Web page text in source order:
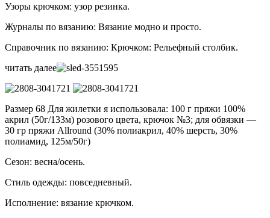
Узоры крючком: узор резинка.
Журналы по вязанию: Вязание модно и просто.
Справочник по вязанию: Крючком: Рельефный столбик.
читать далее
Размер 68 Для жилетки я использовала: 100 г пряжи 100%
акрил (50г/133м) розового цвета, крючок №3; для обвязки —
30 гр пряжи Allround (30% полиакрил, 40% шерсть, 30%
полиамид, 125м/50г)
Сезон: весна/осень.
Стиль одежды: повседневный.
Исполнение: вязание крючком.